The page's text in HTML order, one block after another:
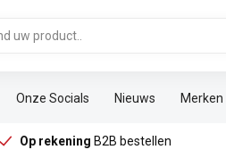
Onze Socials Nieuws Merken
Op rekening B2B bestellen